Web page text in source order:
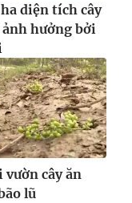
diện tích cây
hưởng bởi
vườn cây ăn
lũ